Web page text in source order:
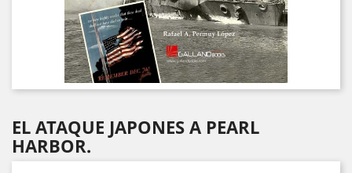
EL ATAQUE JAPONES A PEARL
HARBOR.